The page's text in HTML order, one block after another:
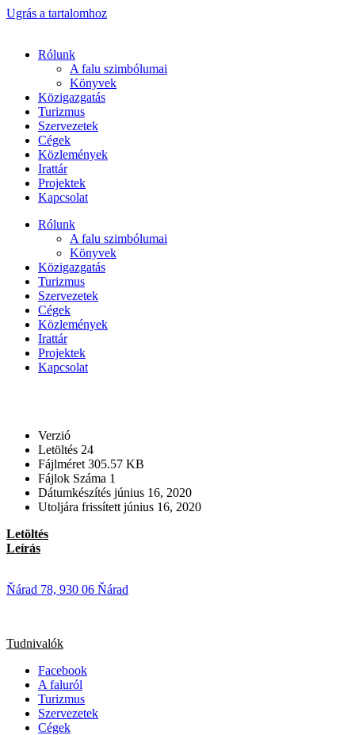
Ugrás a tartalomhoz
Rólunk
A falu szimbólumai
Könyvek
Közigazgatás
Turizmus
Szervezetek
Cégek
Közlemények
Irattár
Projektek
Kapcsolat
Rólunk
A falu szimbólumai
Könyvek
Közigazgatás
Turizmus
Szervezetek
Cégek
Közlemények
Irattár
Projektek
Kapcsolat
Verzió
Letöltés 24
Fájlméret 305.57 KB
Fájlok Száma 1
Dátumkészítés június 16, 2020
Utoljára frissített június 16, 2020
Letöltés
Leírás
Ňárad 78, 930 06 Ňárad
Tudnivalók
Facebook
A faluról
Turizmus
Szervezetek
Cégek